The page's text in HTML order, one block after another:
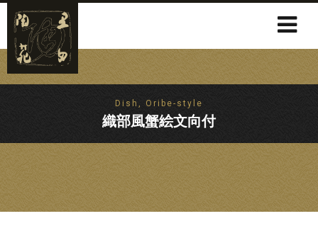
Dish, Oribe-style
織部風蟹絵文向付